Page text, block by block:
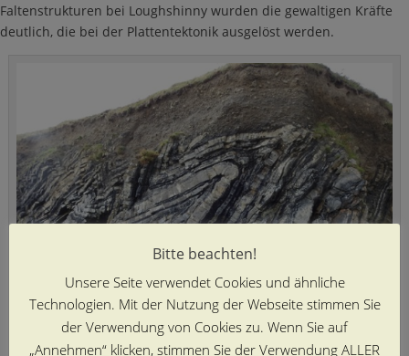
Faltenstrukturen bei Loughshinny wurden die gewaltigen Kräfte
deutlich, die bei der Plattentektonik ausgelöst werden.
Faltenstrukturen an der Ostküste bei Loughshinny
Bitte beachten!
Unsere Seite verwendet Cookies und ähnliche
Technologien. Mit der Nutzung der Webseite stimmen Sie
der Verwendung von Cookies zu. Wenn Sie auf
„Annehmen“ klicken, stimmen Sie der Verwendung ALLER